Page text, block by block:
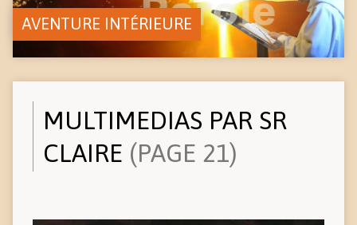
AVENTURE INTÉRIEURE
MULTIMEDIAS PAR SR
CLAIRE (PAGE 21)